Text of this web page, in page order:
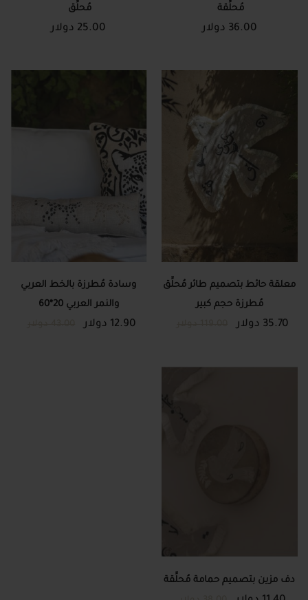
مُحلِّقة
36.00 دولار
مُحلِّق
25.00 دولار
معلقة حائط بتصميم طائر مُحلِّق
مُطرزة حجم كبير
35.70 دولار
وسادة مُطرزة بالخط العربي
والنمر العربي 20*60
12.90 دولار
دف مزين بتصميم حمامة مُحلِّقة